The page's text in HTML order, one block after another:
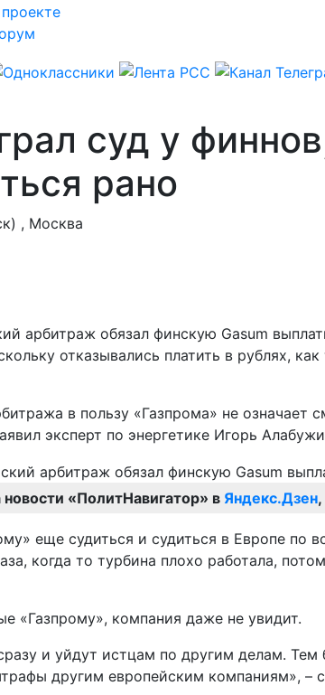
суд у
рано
, Москва
арбитраж обязал финскую Gasum
отказывались платить в рублях,
в пользу «Газпрома» не
эксперт по энергетике Игорь
«ПолитНавигатор» в Яндекс.Дзен,
еще судиться и судиться в Европе
когда то турбина плохо работала,
«Газпрому», компания даже не увидит.
и уйдут истцам по другим делам.
другим европейским компаниям», –